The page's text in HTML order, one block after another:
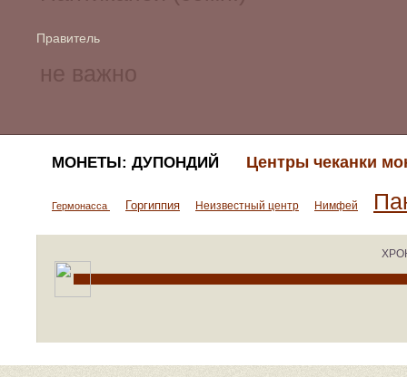
Правитель
МОНЕТЫ: ДУПОНДИЙ Центры чеканки
Гермонасса Горгиппия Неизвестный центр Нимфей